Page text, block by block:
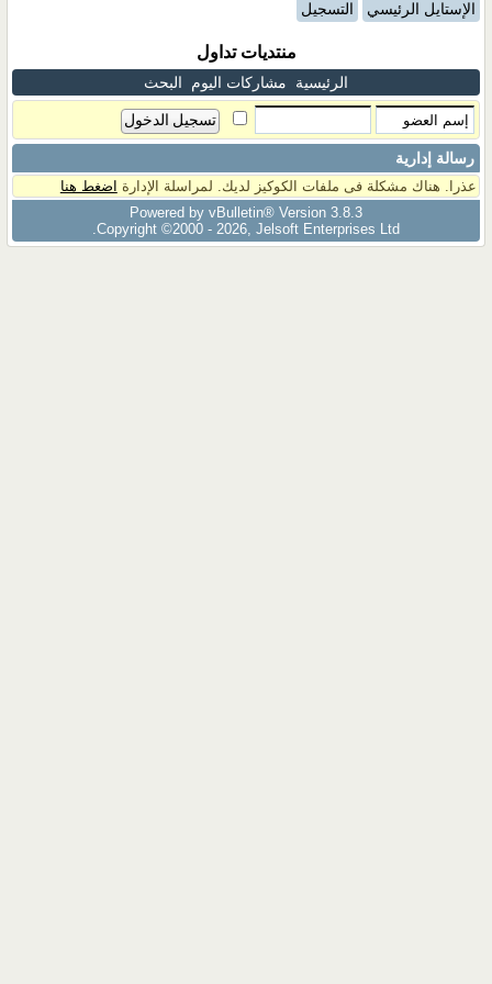
الإستايل الرئيسي التسجيل
منتديات تداول
الرئيسية مشاركات اليوم البحث
رسالة إدارية
عذرا. هناك مشكلة فى ملفات الكوكيز لديك. لمراسلة الإدارة اضغط هنا
Powered by vBulletin® Version 3.8.3
Copyright ©2000 - 2026, Jelsoft Enterprises Ltd.